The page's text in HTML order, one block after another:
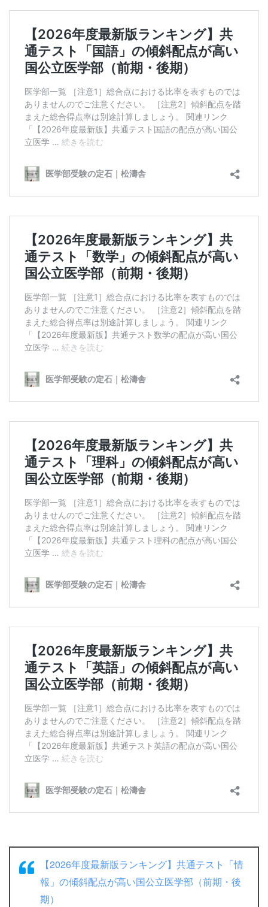
【2026年度最新版ランキング】共通テスト「情
報」の傾斜配点が高い国公立医学部（前期・後
期）